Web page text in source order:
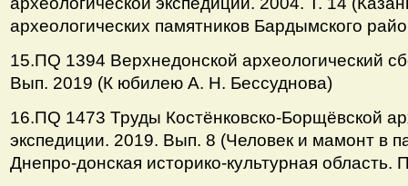
археологических памятников Бардымского
15.ПQ 1394 Верхнедонской археологический
Вып. 2019 (К юбилею А. Н. Бессуднова)
16.ПQ 1473 Труды Костёнковско-Борщёвской
экспедиции. 2019. Вып. 8 (Человек и мамонт в
Днепро-донская историко-культурная